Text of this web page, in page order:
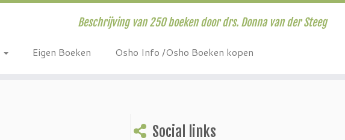
Beschrijving van 250 boeken door drs. Donna van der Steeg
Eigen Boeken Osho Info /Osho Boeken kopen
Social links